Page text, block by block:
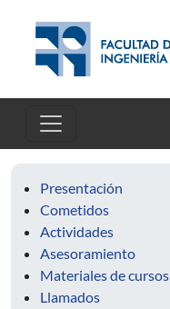
Presentación
Cometidos
Actividades
Asesoramiento
Materiales de cursos
Llamados